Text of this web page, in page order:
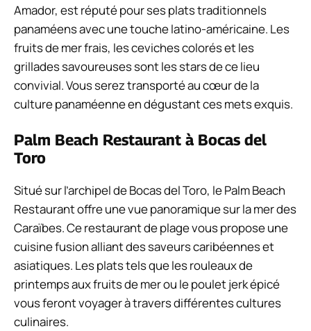
Amador, est réputé pour ses plats traditionnels
panaméens avec une touche latino-américaine. Les
fruits de mer frais, les ceviches colorés et les
grillades savoureuses sont les stars de ce lieu
convivial. Vous serez transporté au cœur de la
culture panaméenne en dégustant ces mets exquis.
Palm Beach Restaurant à Bocas del
Toro
Situé sur l’archipel de Bocas del Toro, le Palm Beach
Restaurant offre une vue panoramique sur la mer des
Caraïbes. Ce restaurant de plage vous propose une
cuisine fusion alliant des saveurs caribéennes et
asiatiques. Les plats tels que les rouleaux de
printemps aux fruits de mer ou le poulet jerk épicé
vous feront voyager à travers différentes cultures
culinaires.